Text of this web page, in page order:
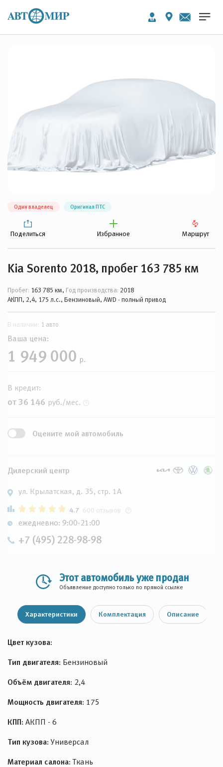
Один владелец Оригинал ПТС
Поделиться Избранное Маршрут
Kia Sorento 2018, пробег 163 785 км
Пробег: 163 785 км, Год производства: 2018
АКПП, 2,4, 175 л.с., Бензиновый, AWD - полный привод
В наличии: 1 авто
Ваша цена:
1 949 000 р.
В кредит:
от 36 146 руб./мес.
Оцените мой автомобиль
Дилерский центр
ул. Крылатская, д. 35, стр. 1А
4.7 600 отзывов
ежедневно: 9:00-21:00
+7 (495) 228-98-98
Этот автомобиль уже продан
Объявление доступно только по прямой ссылке
Характеристики Комплектация Описание
Цвет кузова:
Тип двигателя: Бензиновый
Объём двигателя: 2,4
Мощность двигателя: 175
КПП: АКПП - 6
Тип кузова: Универсал
Материал салона: Ткань